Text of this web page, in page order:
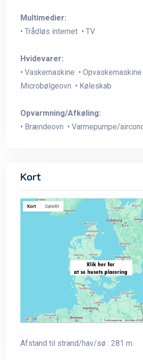
Multimedier:
• Trådløs internet • TV
Hvidevarer:
• Vaskemaskine • Opvaskemaskine
Microbølgeovn • Køleskab
Opvarmning/Afkøling:
• Brændeovn • Varmepumpe/
Kort
Afstand til strand/hav/sø : 281 m.